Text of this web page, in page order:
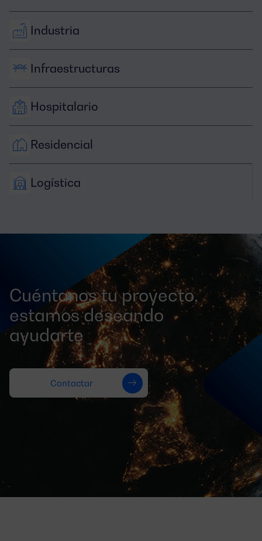
Industria
Infraestructuras
Hospitalario
Residencial
Logística
Cuéntanos tu proyecto,
estamos deseando
ayudarte
Contactar